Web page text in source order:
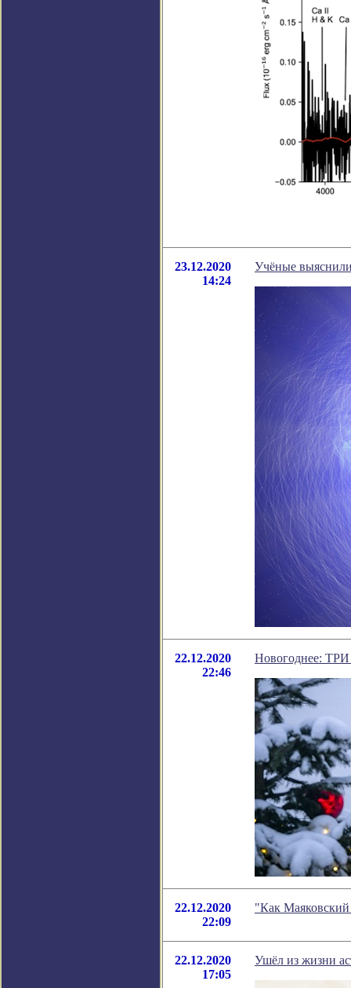
23.12.2020
14:24
Учёные
22.12.2020
22:46
Новогоднее:
22.12.2020
22:09
"Как Маяковский
22.12.2020
17:05
Ушёл из жизни